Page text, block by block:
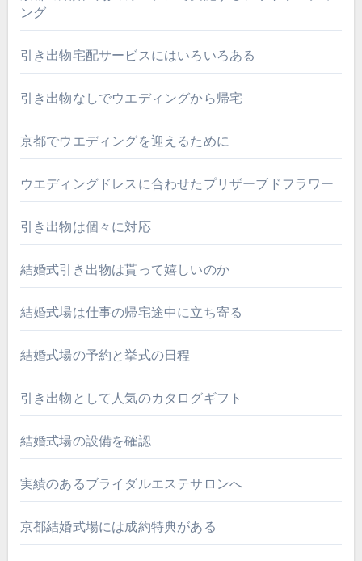
ング
引き出物宅配サービスにはいろいろある
引き出物なしでウエディングから帰宅
京都でウエディングを迎えるために
ウエディングドレスに合わせたプリザーブドフラワー
引き出物は個々に対応
結婚式引き出物は貰って嬉しいのか
結婚式場は仕事の帰宅途中に立ち寄る
結婚式場の予約と挙式の日程
引き出物として人気のカタログギフト
結婚式場の設備を確認
実績のあるブライダルエステサロンへ
京都結婚式場には成約特典がある